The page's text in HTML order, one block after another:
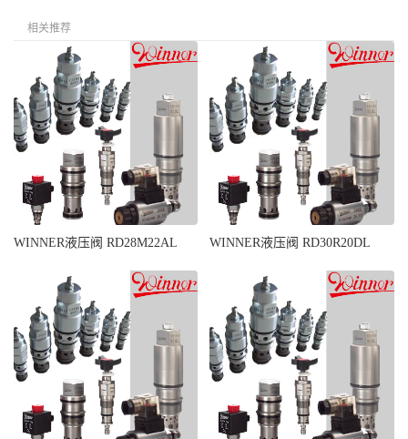
相关推荐
WINNER液压阀 RD28M22AL WINNER液压阀 RD30R20DL